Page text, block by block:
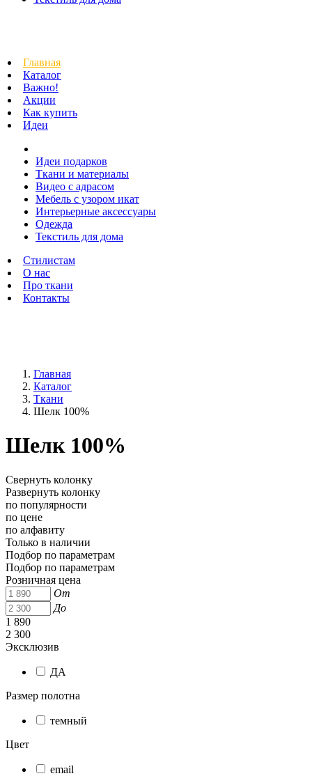
Главная
Каталог
Важно!
Акции
Как купить
Идеи
Идеи подарков
Ткани и материалы
Видео с адрасом
Мебель с узором икат
Интерьерные аксессуары
Одежда
Текстиль для дома
Стилистам
О нас
Про ткани
Контакты
Главная
Каталог
Ткани
Шелк 100%
Шелк 100%
Свернуть колонку
Развернуть колонку
по популярности
по цене
по алфавиту
Только в наличии
Подбор по параметрам
Подбор по параметрам
Розничная цена
От
До
1 890
2 300
Эксклюзив
ДА
Размер полотна
темный
Цвет
email